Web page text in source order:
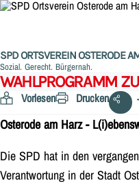
SPD ORTSVEREIN OSTERODE
Sozial. Gerecht. Bürgernah.
WAHLPROGRAMM
Vorlesen Drucken
Osterode am Harz -
Die SPD hat in den
Verantwortung in der Stadt